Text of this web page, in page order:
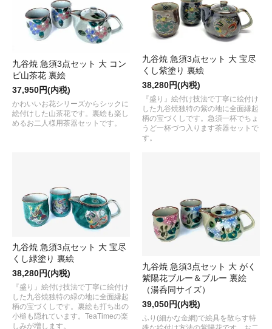
九谷焼 急須3点セット 大 コン
ビ山茶花 裏絵
37,950円(内税)
かわいいお花シリーズからシックに
絵付けした山茶花です。裏絵も楽し
めるお二人様用茶器セットです。
九谷焼 急須3点セット 大 宝尽
くし紫塗り 裏絵
38,280円(内税)
『盛り』絵付け技法で丁寧に絵付け
した九谷焼独特の紫の地に全面縁起
柄の宝づくしです。急須一杯でちょ
うど一杯づつ入ります茶器セットで
す。
九谷焼 急須3点セット 大 宝尽
くし緑塗り 裏絵
38,280円(内税)
『盛り』絵付け技法で丁寧に絵付け
した九谷焼独特の緑の地に全面縁起
柄の宝づくしです。裏絵も打ち出の
小槌も隠れています。TeaTimeの楽
しみが増します。
九谷焼 急須3点セット 大 がく
紫陽花ブルー＆ブルー 裏絵
（湯呑同サイズ）
39,050円(内税)
ふり(細かな金網)で絵具を散らす特